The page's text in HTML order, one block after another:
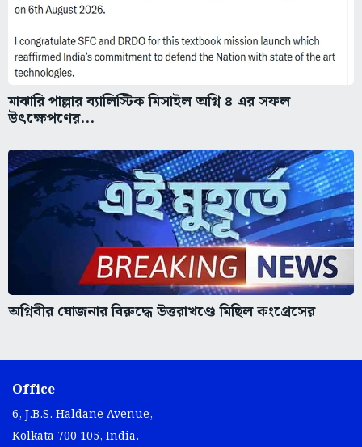
মাঝারি পাল্লার ব্যালিস্টিক মিসাইল অগ্নি ৪ এর সফল
উৎক্ষেপণের...
অগ্নিবীর যোজনার বিরুদ্ধে উত্তরাখণ্ডে মিছিল কংগ্রেসের
Office
6, J.B.S. Haldane Avenue,
Kolkata 700 105, India.